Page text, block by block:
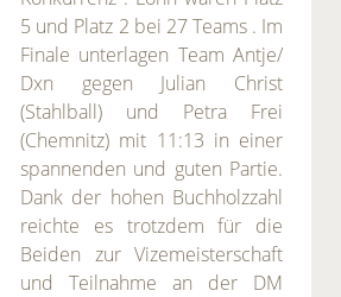
5 und Platz 2 bei 27 Teams . Im
Finale unterlagen Team Antje/
Dxn gegen Julian Christ
(Stahlball) und Petra Frei
(Chemnitz) mit 11:13 in einer
spannenden und guten Partie.
Dank der hohen Buchholzzahl
reichte es trotzdem für die
Beiden zur Vizemeisterschaft
und Teilnahme an der DM